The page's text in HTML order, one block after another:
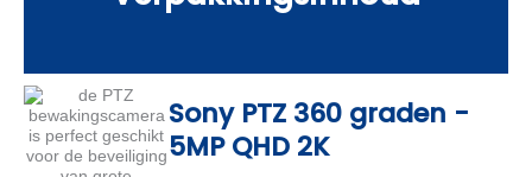
Sony PTZ 360 graden -
5MP QHD 2K